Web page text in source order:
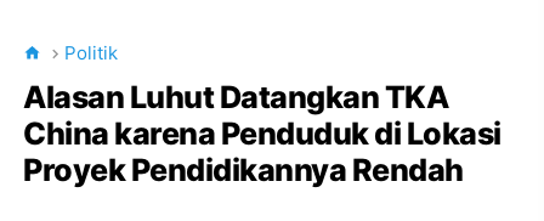
Politik
Alasan Luhut Datangkan TKA
China karena Penduduk di Lokasi
Proyek Pendidikannya Rendah